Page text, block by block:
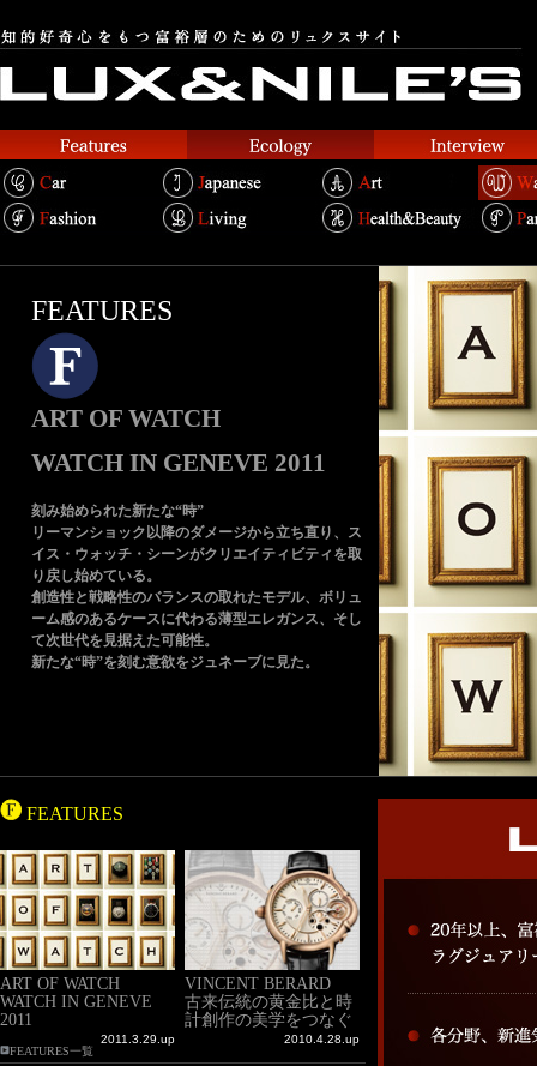
FEATURES
ART OF WATCH
WATCH IN GENEVE 2011
刻み始められた新たな“時”
リーマンショック以降のダメージから立ち直り、ス
イス・ウォッチ・シーンがクリエイティビティを取
り戻し始めている。
創造性と戦略性のバランスの取れたモデル、ボリュ
ーム感のあるケースに代わる薄型エレガンス、そし
て次世代を見据えた可能性。
新たな“時”を刻む意欲をジュネーブに見た。
FEATURES
ART OF WATCH
WATCH IN GENEVE
2011
2011.3.29.up
VINCENT BERARD
古来伝統の黄金比と時
計創作の美学をつなぐ
2010.4.28.up
FEATURES一覧